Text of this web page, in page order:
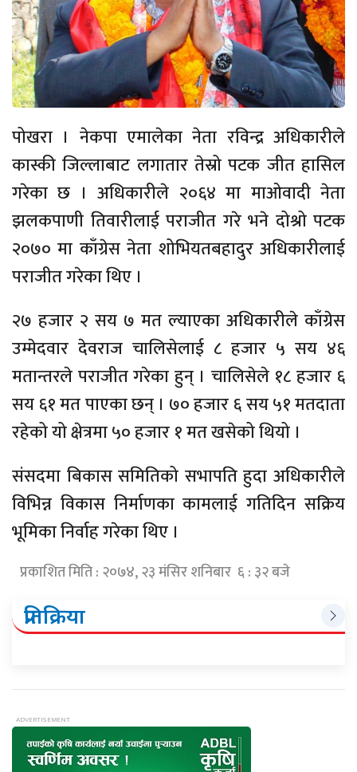
पोखरा । नेकपा एमालेका नेता रविन्द्र अधिकारीले
कास्की जिल्लाबाट लगातार तेस्रो पटक जीत हासिल
गरेका छ । अधिकारीले २०६४ मा माओवादी नेता
झलकपाणी तिवारीलाई पराजीत गरे भने दोश्रो पटक
२०७० मा काँग्रेस नेता शोभियतबहादुर अधिकारीलाई
पराजीत गरेका थिए ।
२७ हजार २ सय ७ मत ल्याएका अधिकारीले काँग्रेस
उम्मेदवार देवराज चालिसेलाई ८ हजार ५ सय ४६
मतान्तरले पराजीत गरेका हुन् । चालिसेले १८ हजार ६
सय ६१ मत पाएका छन् । ७० हजार ६ सय ५१ मतदाता
रहेको यो क्षेत्रमा ५० हजार १ मत खसेको थियो ।
संसदमा बिकास समितिको सभापति हुदा अधिकारीले
विभिन्न विकास निर्माणका कामलाई गतिदिन सक्रिय
भूमिका निर्वाह गरेका थिए ।
प्रकाशित मिति : २०७४, २३ मंसिर शनिबार ६ : ३२ बजे
प्रतिक्रिया